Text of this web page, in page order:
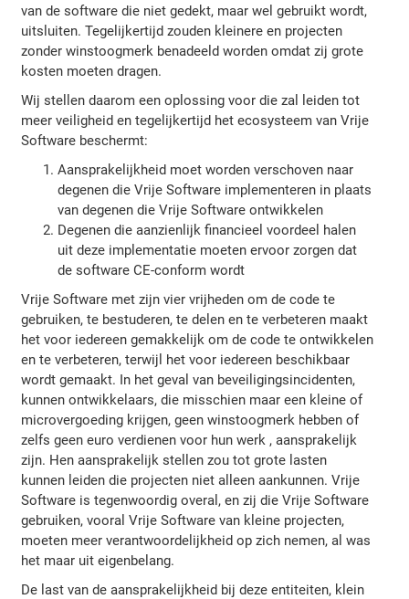
van de software die niet gedekt, maar wel gebruikt wordt,
uitsluiten. Tegelijkertijd zouden kleinere en projecten
zonder winstoogmerk benadeeld worden omdat zij grote
kosten moeten dragen.
Wij stellen daarom een oplossing voor die zal leiden tot
meer veiligheid en tegelijkertijd het ecosysteem van Vrije
Software beschermt:
Aansprakelijkheid moet worden verschoven naar
degenen die Vrije Software implementeren in plaats
van degenen die Vrije Software ontwikkelen
Degenen die aanzienlijk financieel voordeel halen
uit deze implementatie moeten ervoor zorgen dat
de software CE-conform wordt
Vrije Software met zijn vier vrijheden om de code te
gebruiken, te bestuderen, te delen en te verbeteren maakt
het voor iedereen gemakkelijk om de code te ontwikkelen
en te verbeteren, terwijl het voor iedereen beschikbaar
wordt gemaakt. In het geval van beveiligingsincidenten,
kunnen ontwikkelaars, die misschien maar een kleine of
microvergoeding krijgen, geen winstoogmerk hebben of
zelfs geen euro verdienen voor hun werk , aansprakelijk
zijn. Hen aansprakelijk stellen zou tot grote lasten
kunnen leiden die projecten niet alleen aankunnen. Vrije
Software is tegenwoordig overal, en zij die Vrije Software
gebruiken, vooral Vrije Software van kleine projecten,
moeten meer verantwoordelijkheid op zich nemen, al was
het maar uit eigenbelang.
De last van de aansprakelijkheid bij deze entiteiten, klein